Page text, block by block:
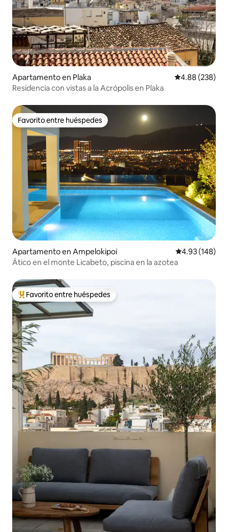
Apartamento en Plaka Calificación
4.88 (238)
Residencia con vistas a la Acrópolis en Plaka
Favorito entre huéspedes
Favorito entre huéspedes
Apartamento en Ampelokipoi Calificación
4.93 (148)
Ático en el monte Licabeto, piscina en la azotea
Favorito entre huéspedes preferido
Favorito entre huéspedes